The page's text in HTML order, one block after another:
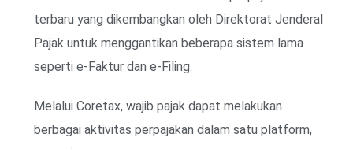
terbaru yang dikembangkan oleh Direktorat Jenderal
Pajak untuk menggantikan beberapa sistem lama
seperti e-Faktur dan e-Filing.
Melalui Coretax, wajib pajak dapat melakukan
berbagai aktivitas perpajakan dalam satu platform,